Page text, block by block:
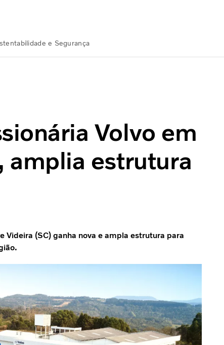
e Segurança
Volvo em
amplia estrutura
(SC) ganha nova e ampla estrutura para